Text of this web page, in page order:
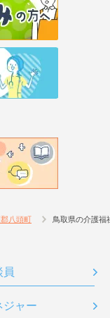
郡八頭町 鳥取県の介護福
員
ジャー